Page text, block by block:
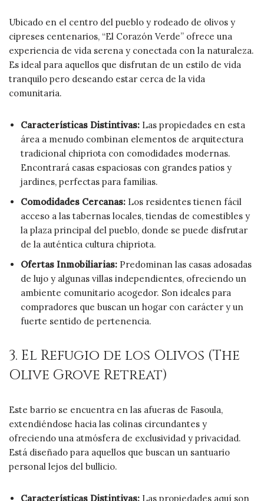
Ubicado en el centro del pueblo y rodeado de olivos y
cipreses centenarios, “El Corazón Verde” ofrece una
experiencia de vida serena y conectada con la naturaleza.
Es ideal para aquellos que disfrutan de un estilo de vida
tranquilo pero deseando estar cerca de la vida
comunitaria.
Características Distintivas: Las propiedades en esta
área a menudo combinan elementos de arquitectura
tradicional chipriota con comodidades modernas.
Encontrará casas espaciosas con grandes patios y
jardines, perfectas para familias.
Comodidades Cercanas: Los residentes tienen fácil
acceso a las tabernas locales, tiendas de comestibles y
la plaza principal del pueblo, donde se puede disfrutar
de la auténtica cultura chipriota.
Ofertas Inmobiliarias: Predominan las casas adosadas
de lujo y algunas villas independientes, ofreciendo un
ambiente comunitario acogedor. Son ideales para
compradores que buscan un hogar con carácter y un
fuerte sentido de pertenencia.
3. El Refugio de los Olivos (The
Olive Grove Retreat)
Este barrio se encuentra en las afueras de Fasoula,
extendiéndose hacia las colinas circundantes y
ofreciendo una atmósfera de exclusividad y privacidad.
Está diseñado para aquellos que buscan un santuario
personal lejos del bullicio.
Características Distintivas: Las propiedades aquí son